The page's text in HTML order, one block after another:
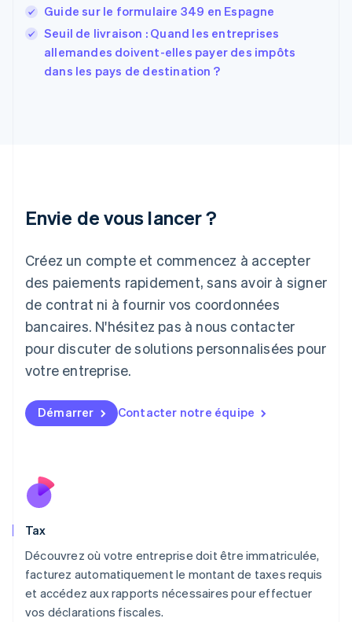
Guide sur le formulaire 349 en Espagne
Seuil de livraison : Quand les entreprises
allemandes doivent-elles payer des impôts
dans les pays de destination ?
Envie de vous lancer ?
Créez un compte et commencez à accepter
des paiements rapidement, sans avoir à signer
de contrat ni à fournir vos coordonnées
bancaires. N'hésitez pas à nous contacter
pour discuter de solutions personnalisées pour
votre entreprise.
Démarrer Contacter notre équipe
Tax
Découvrez où votre entreprise doit être immatriculée,
facturez automatiquement le montant de taxes requis
et accédez aux rapports nécessaires pour effectuer
vos déclarations fiscales.
Finlande
France
FrançaisEnglish
Gibraltar
English
Italie
Japon
日本語
Lettonie
English
Liechtenstein
DeutschEnglish
English
FrançaisDeutschEnglish
Malaisie
Mexique
Español
Nouvelle-Zélande
Pays-Bas
NederlandsEnglish
Pologne